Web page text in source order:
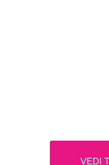
VEDI